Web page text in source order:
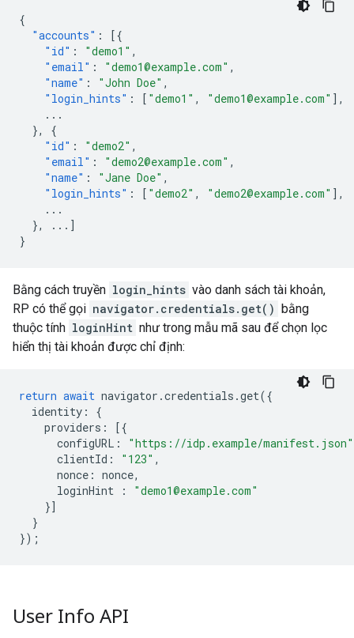
{
"accounts" :
[{
"id" : "demo1" ,
"email" : "demo1@example.com" ,
"name" : "John Doe" ,
"login_hints" : [ "demo1" , "demo1@example.com" ],
...
},
{
"id" : "demo2" ,
"email" : "demo2@example.com" ,
"name" : "Jane Doe" ,
"login_hints" : [ "demo2" , "demo2@example.com" ],
...
},
... ]
}
Bằng cách truyền login_hints vào danh sách tài khoản,
RP có thể gọi navigator.credentials.get() bằng
thuộc tính loginHint như trong mẫu mã sau để chọn lọc
hiển thị tài khoản được chỉ định:
return await navigator .credentials .get({
identity :
{
providers :
[{
configURL :
"https://idp.example/manifest.json"
clientId : "123" ,
nonce : nonce,
loginHint
:
"demo1@example.com"
}]
}
});
User Info API